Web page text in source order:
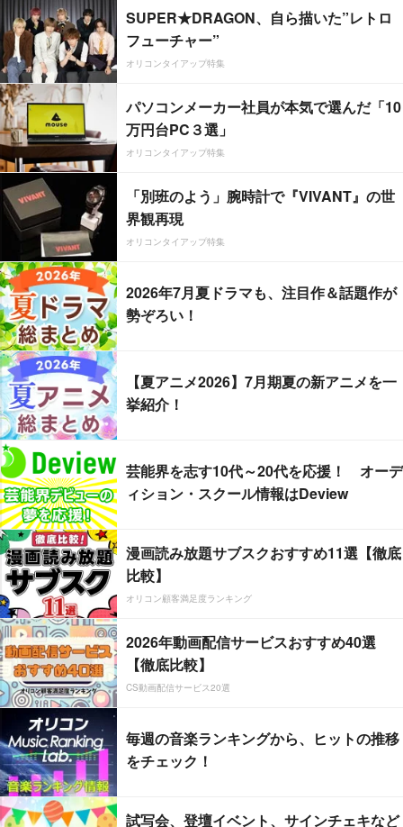
SUPER★DRAGON、自ら描いた”レトロ
フューチャー”
オリコンタイアップ特集
パソコンメーカー社員が本気で選んだ「10
万円台PC３選」
オリコンタイアップ特集
「別班のよう」腕時計で『VIVANT』の世
界観再現
オリコンタイアップ特集
2026年7月夏ドラマも、注目作＆話題作が
勢ぞろい！
【夏アニメ2026】7月期夏の新アニメを一
挙紹介！
芸能界を志す10代～20代を応援！ オーデ
ィション・スクール情報はDeview
漫画読み放題サブスクおすすめ11選【徹底
比較】
オリコン顧客満足度ランキング
2026年動画配信サービスおすすめ40選
【徹底比較】
CS動画配信サービス20選
毎週の音楽ランキングから、ヒットの推移
をチェック！
試写会、登壇イベント、サインチェキなど